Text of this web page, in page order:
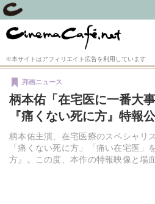
※本サイトはアフィリエイト広告を利用しています
柄本佑「在宅医に一番大
『痛くない死に方』特報
柄本佑主演、在宅医療のスペシャリ
「痛くない死に方」「痛い在宅医」
方』。この度、本作の特報映像と場
邦画ニュース